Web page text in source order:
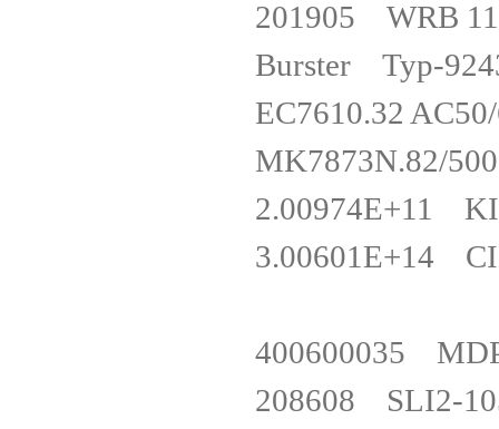
201905 WRB
Burster Typ-
EC7610.32
MK7873N.82/
2.00974E+11
3.00601E+14
400600035
208608